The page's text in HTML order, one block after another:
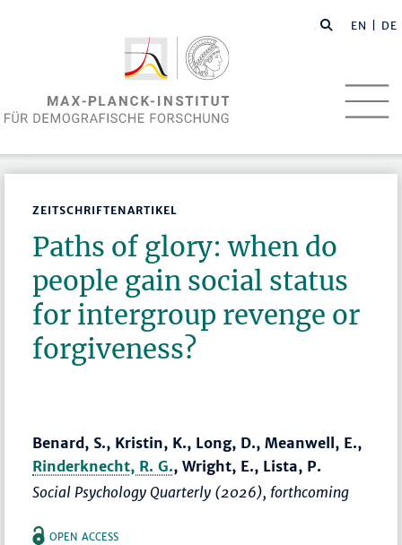
EN | DE
ZEITSCHRIFTENARTIKEL
Paths of glory: when do
people gain social status
for intergroup revenge or
forgiveness?
Benard, S., Kristin, K., Long, D., Meanwell, E.,
Rinderknecht, R. G., Wright, E., Lista, P.
Social Psychology Quarterly (2026), forthcoming
OPEN ACCESS